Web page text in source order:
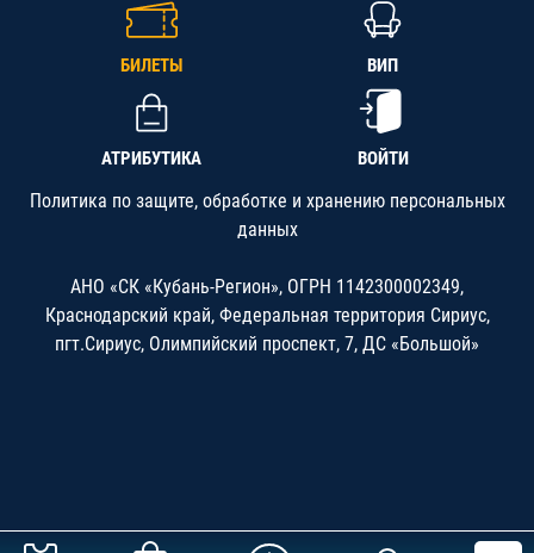
БИЛЕТЫ ВИП
АТРИБУТИКА ВОЙТИ
Политика по защите, обработке и хранению персональных
данных
АНО «СК «Кубань-Регион», ОГРН 1142300002349,
Краснодарский край, Федеральная территория Сириус,
пгт.Сириус, Олимпийский проспект, 7, ДС «Большой»